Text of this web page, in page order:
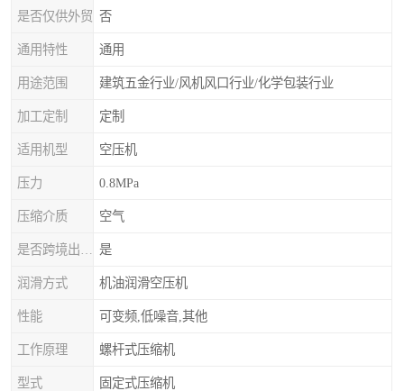
是否仅供外贸 否
通用特性 通用
用途范围 建筑五金行业/风机风口行业/化学包装行业
加工定制 定制
适用机型 空压机
压力 0.8MPa
压缩介质 空气
是
润滑方式 机油润滑空压机
性能 可变频,低噪音,其他
工作原理 螺杆式压缩机
型式 固定式压缩机